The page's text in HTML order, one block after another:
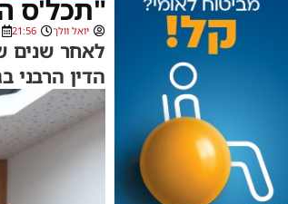
"תכל'ס
יואל וולך 21:56
לאחר שנים
הדין